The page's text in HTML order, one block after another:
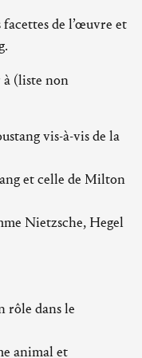
de l’œuvre et
à (liste non
vis-à-vis de la
et celle de Milton
Nietzsche, Hegel
rôle dans le
animal et